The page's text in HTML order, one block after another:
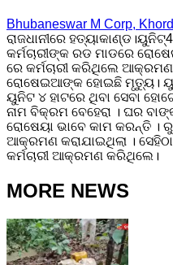
Bhubaneswar M Corp,
ରାଜଧାନୀରେ
କର୍ମଚାରୀଙ୍କ ରଡ ମାଡରେ
ରେ କର୍ମଚାରୀ କରିଥିଲେ
ରୋଷେଇଆଙ୍କ ହୋଇଛି ମୃତ୍ୟୁ।
ୟୁନିଟ ୪ ହାଟରେ ଥିବା ସେବା
ନାମ ବିକ୍ରମ ବେହେରା । ଘର
ରୋଷେୟା ଭାବେ କାମ କରନ୍ତି ।
ଆକ୍ରମଣ କରାଯାଇଥିଲା ।
କର୍ମଚାରୀ ଆକ୍ରମଣ କରିଥିଲେ।
MORE NEWS